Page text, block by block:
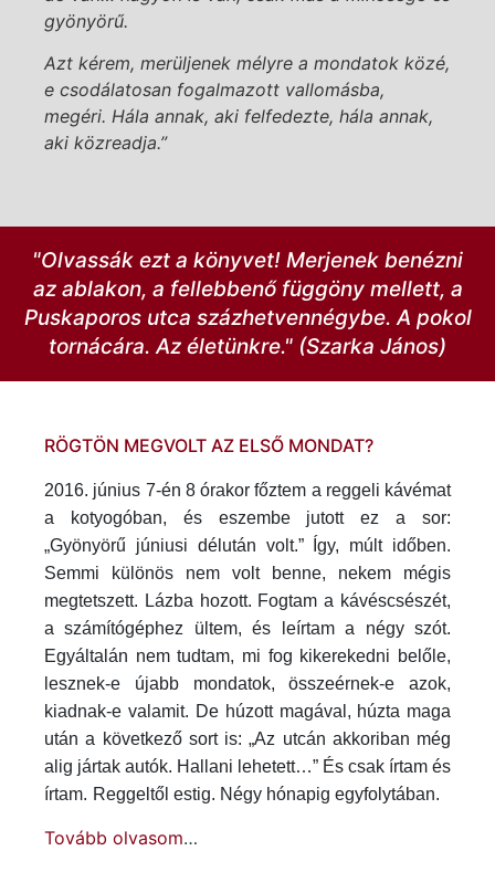
gyönyörű.
Azt kérem, merüljenek mélyre a mondatok közé,
e csodálatosan fogalmazott vallomásba,
megéri. Hála annak, aki felfedezte, hála annak,
aki közreadja.”
"Olvassák ezt a könyvet! Merjenek benézni
az ablakon, a fellebbenő függöny mellett, a
Puskaporos utca százhetvennégybe. A pokol
tornácára. Az életünkre." (Szarka János)
RÖGTÖN MEGVOLT AZ ELSŐ MONDAT?
2016. június 7-én 8 órakor főztem a reggeli kávémat
a kotyogóban, és eszembe jutott ez a sor:
„Gyönyörű júniusi délután volt.” Így, múlt időben.
Semmi különös nem volt benne, nekem mégis
megtetszett. Lázba hozott. Fogtam a kávéscsészét,
a számítógéphez ültem, és leírtam a négy szót.
Egyáltalán nem tudtam, mi fog kikerekedni belőle,
lesznek-e újabb mondatok, összeérnek-e azok,
kiadnak-e valamit. De húzott magával, húzta maga
után a következő sort is: „Az utcán akkoriban még
alig jártak autók. Hallani lehetett…” És csak írtam és
írtam. Reggeltől estig. Négy hónapig egyfolytában.
Tovább olvasom…